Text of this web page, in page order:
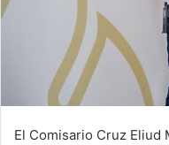
El Comisario Cruz Eliud